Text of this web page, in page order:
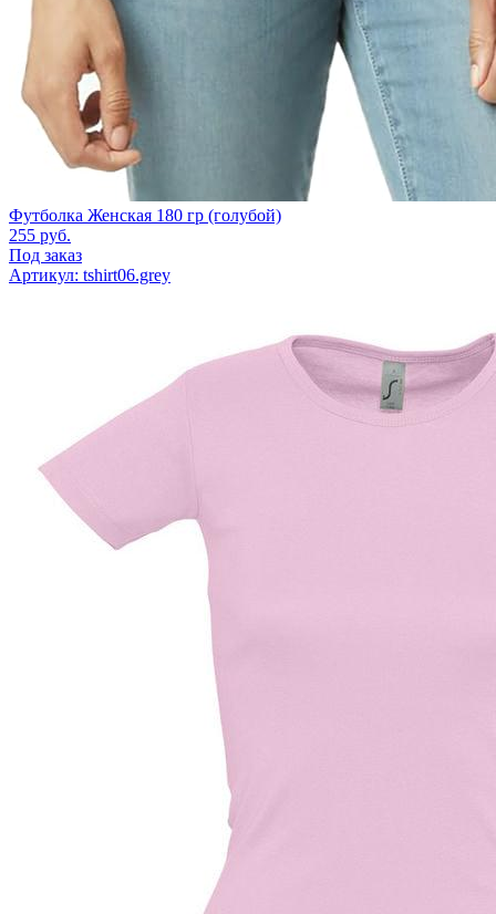
Футболка Женская 180 гр (голубой)
255 руб.
Под заказ
Артикул: tshirt06.grey